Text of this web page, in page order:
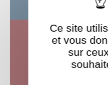
24
ShareThis
Ce site
et vous
sur